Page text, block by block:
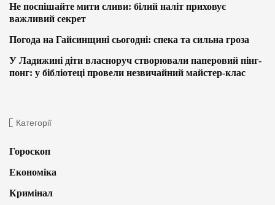
Не поспішайте мити сливи: білий наліт приховує
важливий секрет
Погода на Гайсинщині сьогодні: спека та сильна гроза
У Ладижині діти власноруч створювали паперовий пінг-
понг: у бібліотеці провели незвичайний майстер-клас
Категорії
Гороскоп
Економіка
Кримінал